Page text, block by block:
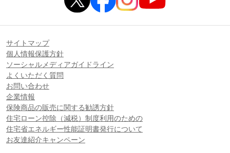
サイトマップ
個人情報保護方針
ソーシャルメディアガイドライン
よくいただく質問
お問い合わせ
企業情報
保険商品の販売に関する勧誘方針
住宅ローン控除（減税）制度利用のための
住宅省エネルギー性能証明書発行について
お友達紹介キャンペーン